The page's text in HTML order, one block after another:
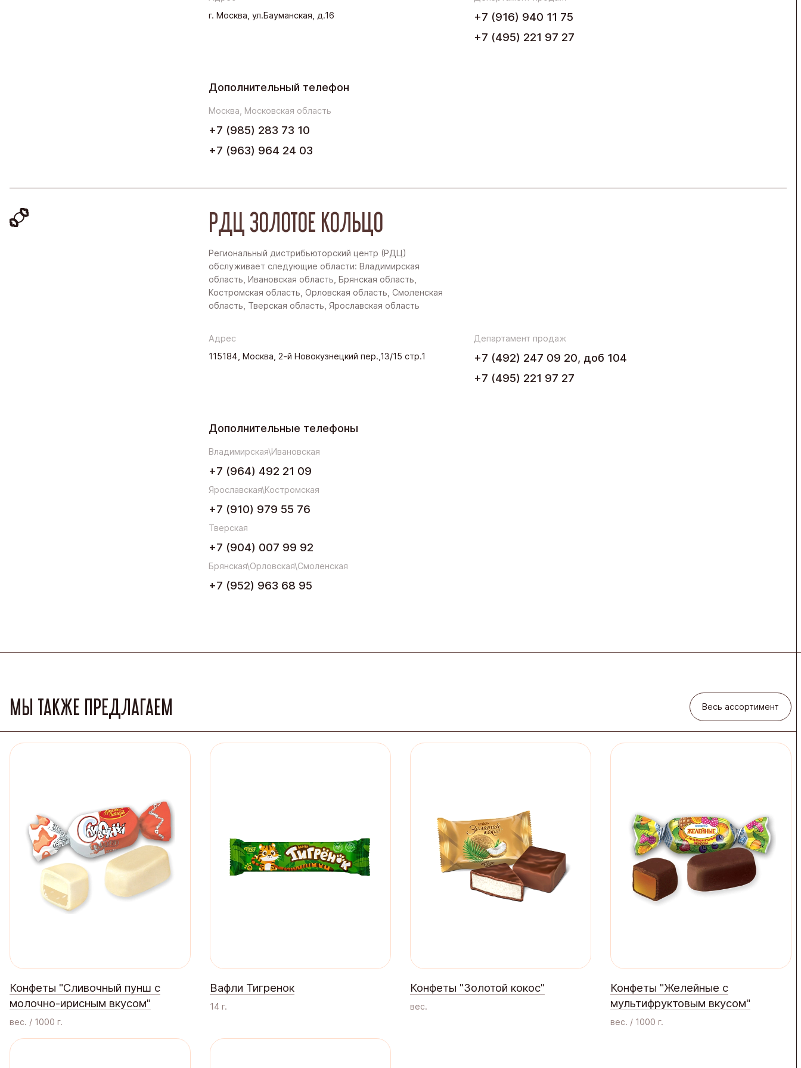
Северо-Запад
г. Москва, ул.Бауманская, д.16
+7 (916) 940 11 75
+7 (495) 221 97 27
Дополнительный телефон
Москва, Московская область
+7 (985) 283 73 10
+7 (963) 964 24 03
РДЦ ЗОЛОТОЕ КОЛЬЦО
Региональный дистрибьюторский центр (РДЦ)
обслуживает следующие области: Владимирская
область, Ивановская область, Брянская область,
Костромская область, Орловская область, Смоленская
область, Тверская область, Ярославская область
Адрес
115184, Москва, 2-й Новокузнецкий пер.,13/15 стр.1
Департамент продаж
+7 (492) 247 09 20, доб 104
+7 (495) 221 97 27
Дополнительные телефоны
Владимирская\Ивановская
+7 (964) 492 21 09
Ярославская\Костромская
+7 (910) 979 55 76
Тверская
+7 (904) 007 99 92
Брянская\Орловская\Смоленская
+7 (952) 963 68 95
МЫ ТАКЖЕ ПРЕДЛАГАЕМ Весь ассортимент
Конфеты "Сливочный пунш с
молочно-ирисным вкусом"
вес. / 1000 г.
Вафли Тигренок
14 г.
Конфеты "Золотой кокос"
вес.
Конфеты "Желейные с
мультифруктовым вкусом"
вес. / 1000 г.